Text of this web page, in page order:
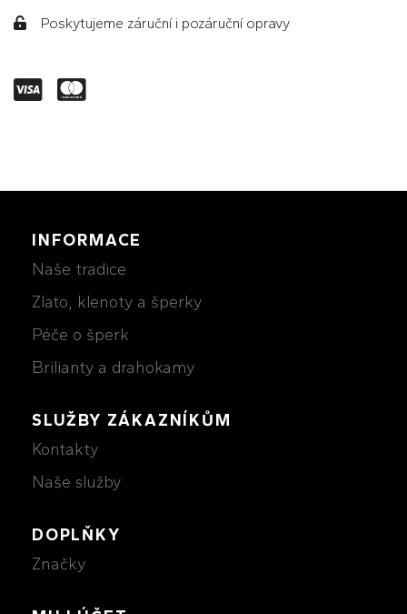
Poskytujeme záruční i pozáruční opravy
INFORMACE
Naše tradice
Zlato, klenoty a šperky
Péče o šperk
Brilianty a drahokamy
SLUŽBY ZÁKAZNÍKŮM
Kontakty
Naše služby
DOPLŇKY
Značky